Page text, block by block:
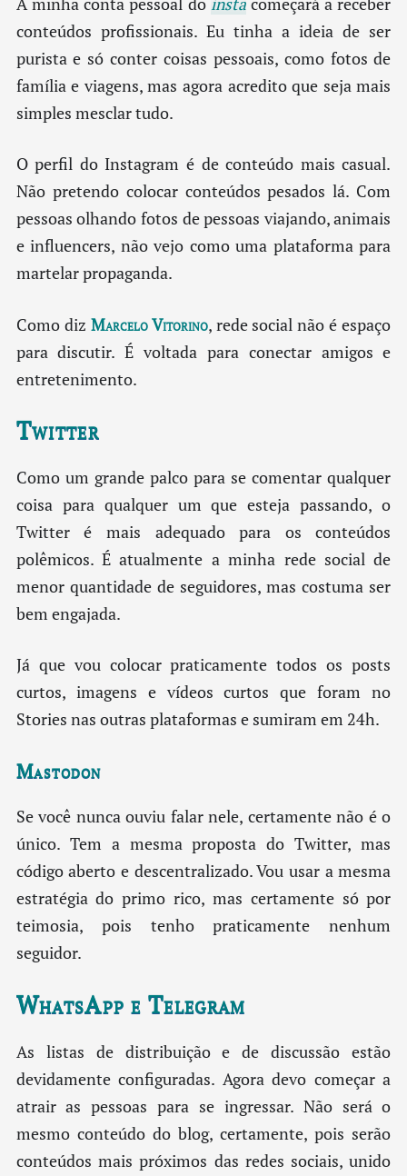
conteúdos profissionais. Eu tinha a ideia de ser
purista e só conter coisas pessoais, como fotos de
família e viagens, mas agora acredito que seja mais
simples mesclar tudo.
O perfil do Instagram é de conteúdo mais casual.
Não pretendo colocar conteúdos pesados lá. Com
pessoas olhando fotos de pessoas viajando, animais
e influencers, não vejo como uma plataforma para
martelar propaganda.
Como diz Marcelo Vitorino, rede social não é espaço
para discutir. É voltada para conectar amigos e
entretenimento.
Twitter
Como um grande palco para se comentar qualquer
coisa para qualquer um que esteja passando, o
Twitter é mais adequado para os conteúdos
polêmicos. É atualmente a minha rede social de
menor quantidade de seguidores, mas costuma ser
bem engajada.
Já que vou colocar praticamente todos os posts
curtos, imagens e vídeos curtos que foram no
Stories nas outras plataformas e sumiram em 24h.
Mastodon
Se você nunca ouviu falar nele, certamente não é o
único. Tem a mesma proposta do Twitter, mas
código aberto e descentralizado. Vou usar a mesma
estratégia do primo rico, mas certamente só por
teimosia, pois tenho praticamente nenhum
seguidor.
WhatsApp e Telegram
As listas de distribuição e de discussão estão
devidamente configuradas. Agora devo começar a
atrair as pessoas para se ingressar. Não será o
mesmo conteúdo do blog, certamente, pois serão
conteúdos mais próximos das redes sociais, unido